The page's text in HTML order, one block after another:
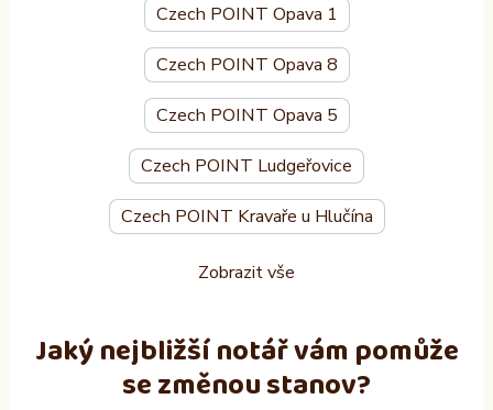
Czech POINT Opava 1
Czech POINT Opava 8
Czech POINT Opava 5
Czech POINT Ludgeřovice
Czech POINT Kravaře u Hlučína
Zobrazit vše
Jaký nejbližší notář vám pomůže
se změnou stanov?